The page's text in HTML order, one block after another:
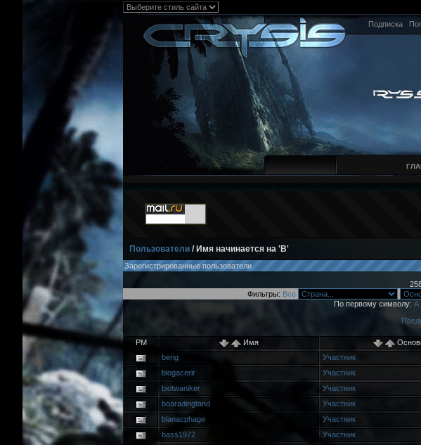
Подписка
Пользователи/ Имя начинается на 'B'
Зарегистрированные пользователи
Фильтры: Все
По первому символу: A
PM Имя
berig
Участник
blogacerir
Участник
biotwaniker
Участник
boaradingtand
Участник
blanacphage
Участник
bass1972
Участник